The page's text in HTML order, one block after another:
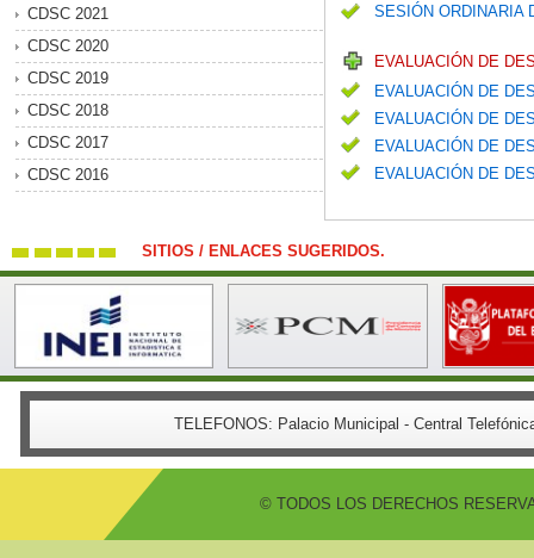
CDSC 2021
CDSC 2020
CDSC 2019
CDSC 2018
CDSC 2017
CDSC 2016
SESIÓN ORDINARIA
EVALUACIÓN DE
EVALUACIÓN DE
EVALUACIÓN DE
EVALUACIÓN DE
EVALUACIÓN DE
SITIOS / ENLACES SUGERIDOS.
TELEFONOS: Palacio Municipal - Central
© TODOS LOS DERECHOS